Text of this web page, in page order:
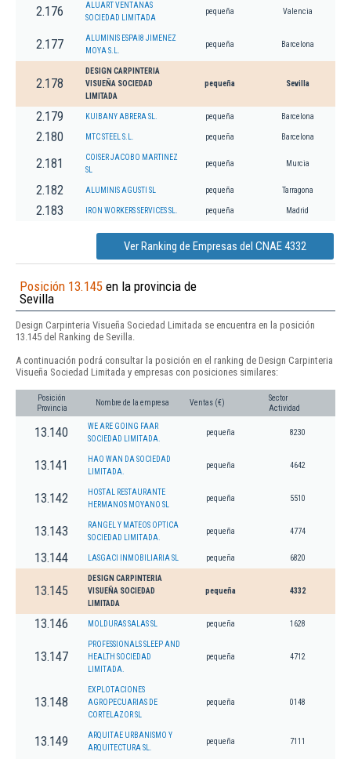
2.176
ALUART VENTANAS
SOCIEDAD LIMITADA
pequeña Valencia
2.177
ALUMINIS ESPAI8 JIMENEZ
MOYA S.L.
pequeña Barcelona
2.178
DESIGN CARPINTERIA
VISUEÑA SOCIEDAD
LIMITADA
pequeña Sevilla
2.179 KUIBANY ABRERA SL. pequeña Barcelona
2.180 MTC STEEL S.L. pequeña Barcelona
2.181
COISER JACOBO MARTINEZ
SL
pequeña Murcia
2.182 ALUMINIS AGUSTI SL pequeña Tarragona
2.183 IRON WORKERS SERVICES SL. pequeña Madrid
Ver Ranking de Empresas del CNAE 4332
Posición 13.145 en la provincia de
Sevilla
Design Carpinteria Visueña Sociedad Limitada se encuentra en la posición
13.145 del Ranking de Sevilla.
A continuación podrá consultar la posición en el ranking de Design Carpinteria
Visueña Sociedad Limitada y empresas con posiciones similares:
Posición
Provincia
Nombre de la empresa Ventas (€)
Sector
Actividad
13.140
WE ARE GOING FAAR
SOCIEDAD LIMITADA.
pequeña 8230
13.141
HAO WAN DA SOCIEDAD
LIMITADA.
pequeña 4642
13.142
HOSTAL RESTAURANTE
HERMANOS MOYANO SL
pequeña 5510
13.143
RANGEL Y MATEOS OPTICA
SOCIEDAD LIMITADA.
pequeña 4774
13.144 LASGACI INMOBILIARIA SL pequeña 6820
13.145
DESIGN CARPINTERIA
VISUEÑA SOCIEDAD
LIMITADA
pequeña 4332
13.146 MOLDURAS SALAS SL pequeña 1628
13.147
PROFESSIONALS SLEEP AND
HEALTH SOCIEDAD
LIMITADA.
pequeña 4712
13.148
EXPLOTACIONES
AGROPECUARIAS DE
CORTELAZOR SL
pequeña 0148
13.149
ARQUITAE URBANISMO Y
ARQUITECTURA SL.
pequeña 7111